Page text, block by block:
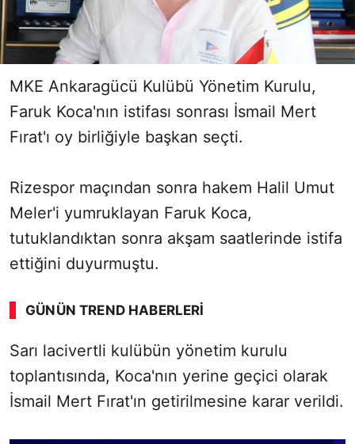
MKE Ankaragücü Kulübü Yönetim Kurulu,
Faruk Koca'nın istifası sonrası İsmail Mert
Fırat'ı oy birliğiyle başkan seçti.
Rizespor maçından sonra hakem Halil Umut
Meler'i yumruklayan Faruk Koca,
tutuklandıktan sonra akşam saatlerinde istifa
ettiğini duyurmuştu.
GÜNÜN TREND HABERLERI
Sarı lacivertli kulübün yönetim kurulu
toplantısında, Koca'nın yerine geçici olarak
İsmail Mert Fırat'ın getirilmesine karar verildi.